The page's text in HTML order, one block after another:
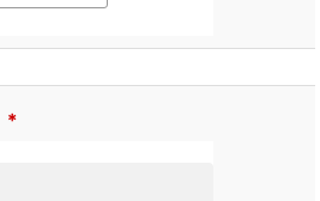
＊